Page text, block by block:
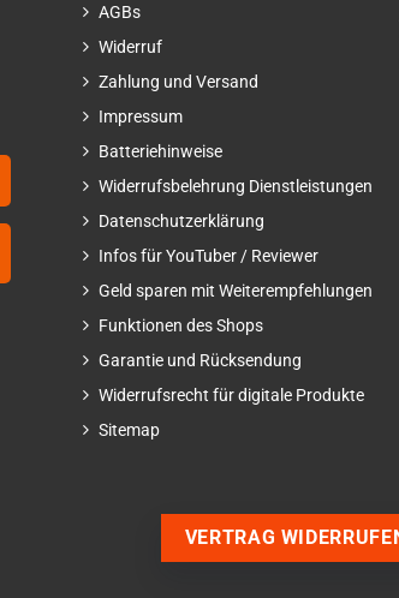
AGBs
Widerruf
Zahlung und Versand
Impressum
Batteriehinweise
Widerrufsbelehrung Dienstleistungen
Datenschutzerklärung
Infos für YouTuber / Reviewer
Geld sparen mit Weiterempfehlungen
Funktionen des Shops
Garantie und Rücksendung
Widerrufsrecht für digitale Produkte
Sitemap
VERTRAG